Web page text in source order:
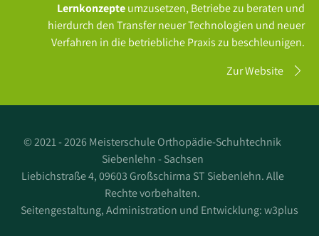
Lernkonzepteumzusetzen, Betriebe zu beraten und
hierdurch den Transfer neuer Technologien und neuer
Verfahren in die betriebliche Praxis zu beschleunigen.
Zur Website
©2021 - 2026 Meisterschule Orthopädie-Schuhtechnik
Siebenlehn - Sachsen
Liebichstraße 4, 09603 Großschirma ST Siebenlehn. Alle
Rechte vorbehalten.
Seitengestaltung, Administration und Entwicklung:w3plus